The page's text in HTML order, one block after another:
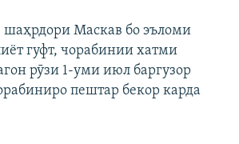
шаҳрдори Маскав бо эъломи
гуфт, чорабинии хатми
рӯзи 1-уми июл баргузор
пештар бекор карда